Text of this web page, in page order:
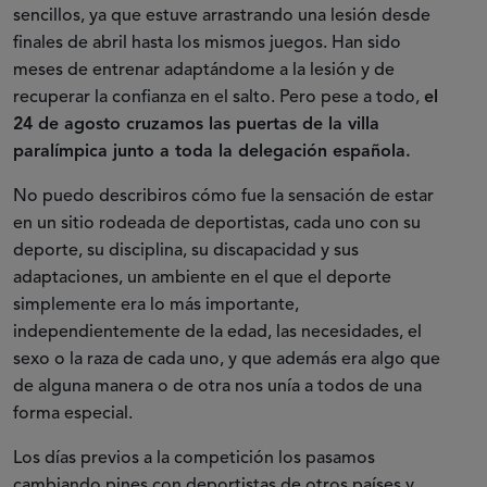
sencillos, ya que estuve arrastrando una lesión desde
finales de abril hasta los mismos juegos. Han sido
meses de entrenar adaptándome a la lesión y de
recuperar la confianza en el salto. Pero pese a todo, el
24 de agosto cruzamos las puertas de la villa
paralímpica junto a toda la delegación española.
No puedo describiros cómo fue la sensación de estar
en un sitio rodeada de deportistas, cada uno con su
deporte, su disciplina, su discapacidad y sus
adaptaciones, un ambiente en el que el deporte
simplemente era lo más importante,
independientemente de la edad, las necesidades, el
sexo o la raza de cada uno, y que además era algo que
de alguna manera o de otra nos unía a todos de una
forma especial.
Los días previos a la competición los pasamos